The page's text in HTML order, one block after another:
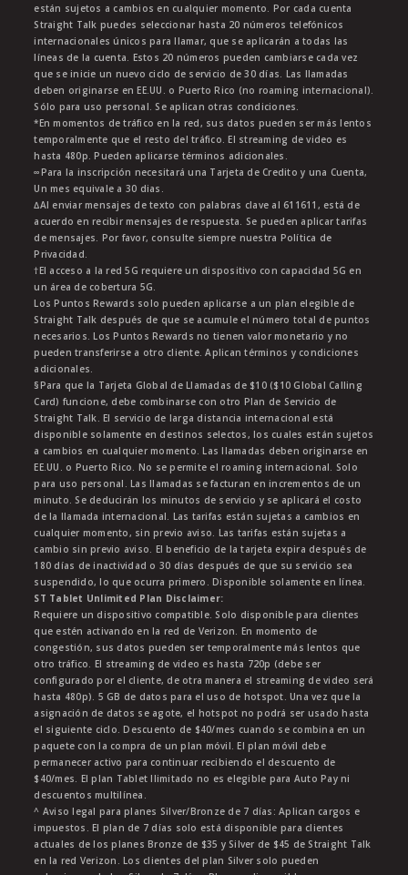
están sujetos a cambios en cualquier momento. Por cada cuenta
Straight Talk puedes seleccionar hasta 20 números telefónicos
internacionales únicos para llamar, que se aplicarán a todas las
líneas de la cuenta. Estos 20 números pueden cambiarse cada vez
que se inicie un nuevo ciclo de servicio de 30 días. Las llamadas
deben originarse en EE.UU. o Puerto Rico (no roaming internacional).
Sólo para uso personal. Se aplican otras condiciones.
*En momentos de tráfico en la red, sus datos pueden ser más lentos
temporalmente que el resto del tráfico. El streaming de video es
hasta 480p. Pueden aplicarse términos adicionales.
∞Para la inscripción necesitará una Tarjeta de Credito y una Cuenta,
Un mes equivale a 30 dias.
∆Al enviar mensajes de texto con palabras clave al 611611, está de
acuerdo en recibir mensajes de respuesta. Se pueden aplicar tarifas
de mensajes. Por favor, consulte siempre nuestra Política de
Privacidad.
†El acceso a la red 5G requiere un dispositivo con capacidad 5G en
un área de cobertura 5G.
Los Puntos Rewards solo pueden aplicarse a un plan elegible de
Straight Talk después de que se acumule el número total de puntos
necesarios. Los Puntos Rewards no tienen valor monetario y no
pueden transferirse a otro cliente. Aplican términos y condiciones
adicionales.
§Para que la Tarjeta Global de Llamadas de $10 ($10 Global Calling
Card) funcione, debe combinarse con otro Plan de Servicio de
Straight Talk. El servicio de larga distancia internacional está
disponible solamente en destinos selectos, los cuales están sujetos
a cambios en cualquier momento. Las llamadas deben originarse en
EE.UU. o Puerto Rico. No se permite el roaming internacional. Solo
para uso personal. Las llamadas se facturan en incrementos de un
minuto. Se deducirán los minutos de servicio y se aplicará el costo
de la llamada internacional. Las tarifas están sujetas a cambios en
cualquier momento, sin previo aviso. Las tarifas están sujetas a
cambio sin previo aviso. El beneficio de la tarjeta expira después de
180 días de inactividad o 30 días después de que su servicio sea
suspendido, lo que ocurra primero. Disponible solamente en línea.
ST Tablet Unlimited Plan Disclaimer:
Requiere un dispositivo compatible. Solo disponible para clientes
que estén activando en la red de Verizon. En momento de
congestión, sus datos pueden ser temporalmente más lentos que
otro tráfico. El streaming de video es hasta 720p (debe ser
configurado por el cliente, de otra manera el streaming de video será
hasta 480p). 5 GB de datos para el uso de hotspot. Una vez que la
asignación de datos se agote, el hotspot no podrá ser usado hasta
el siguiente ciclo. Descuento de $40/mes cuando se combina en un
paquete con la compra de un plan móvil. El plan móvil debe
permanecer activo para continuar recibiendo el descuento de
$40/mes. El plan Tablet Ilimitado no es elegible para Auto Pay ni
descuentos multilínea.
^ Aviso legal para planes Silver/Bronze de 7 días: Aplican cargos e
impuestos. El plan de 7 días solo está disponible para clientes
actuales de los planes Bronze de $35 y Silver de $45 de Straight Talk
en la red Verizon. Los clientes del plan Silver solo pueden